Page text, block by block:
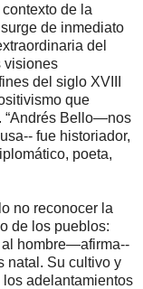
de la
de inmediato
del
visiones
del siglo XVIII
que
“Andrés Bello—nos
fue historiador,
poeta,
no reconocer la
de los pueblos:
al hombre—afirma--
natal. Su cultivo y
adelantamientos